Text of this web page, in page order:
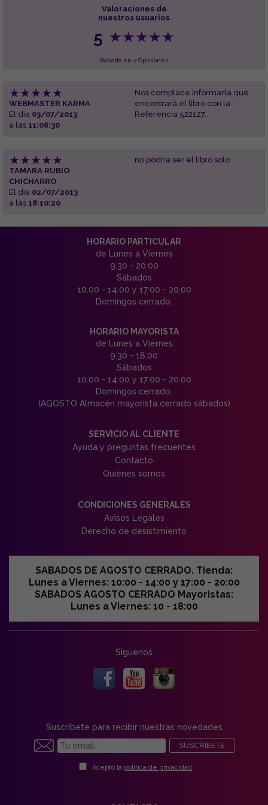
Valoraciones de
nuestros usuarios
5 ★★★★★
Basado en 2 Opiniones
★★★★★
WEBMASTER KARMA
El dia 03/07/2013
a las 11:06:30
Nos complace informarla que
encontrará el libro con la
Referencia 522127.
★★★★★
TAMARA RUBIO
CHICHARRO
El dia 02/07/2013
a las 18:10:20
no podria ser el libro solo
HORARIO PARTICULAR
de Lunes a Viernes
9:30 - 20:00
Sábados
10:00 - 14:00 y 17:00 - 20:00
Domingos cerrado.
HORARIO MAYORISTA
de Lunes a Viernes
9:30 - 18:00
Sábados
10:00 - 14:00 y 17:00 - 20:00
Domingos cerrado.
(AGOSTO Almacén mayorista cerrado sábados)
SERVICIO AL CLIENTE
Ayuda y preguntas frecuentes
Contacto
Quiénes somos
CONDICIONES GENERALES
Avisos Legales
Derecho de desistimiento
SABADOS DE AGOSTO CERRADO. Tienda:
Lunes a Viernes: 10:00 - 14:00 y 17:00 - 20:00
SABADOS AGOSTO CERRADO Mayoristas:
Lunes a Viernes: 10 - 18:00
Síguenos
Suscríbete para recibir nuestras novedades
SUSCRIBETE
Acepto la política de privacidad